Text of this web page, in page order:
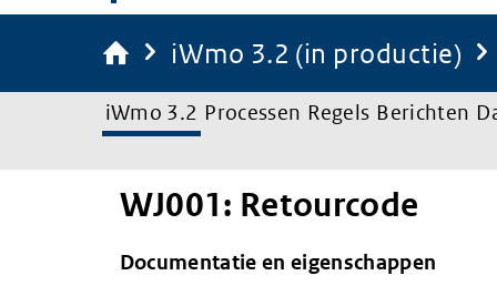
iWmo 3.2 (in productie)
iWmo 3.2 Processen Regels Berichten
WJ001: Retourcode
Documentatie en eigenschappen